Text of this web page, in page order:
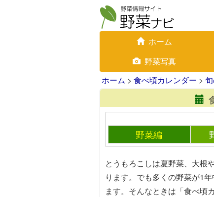
ホーム
野菜写真
ホーム > 食べ頃カレンダー >
野菜編
とうもろこしは夏野菜、大根
ります。でも多くの野菜が1
ます。そんなときは「食べ頃